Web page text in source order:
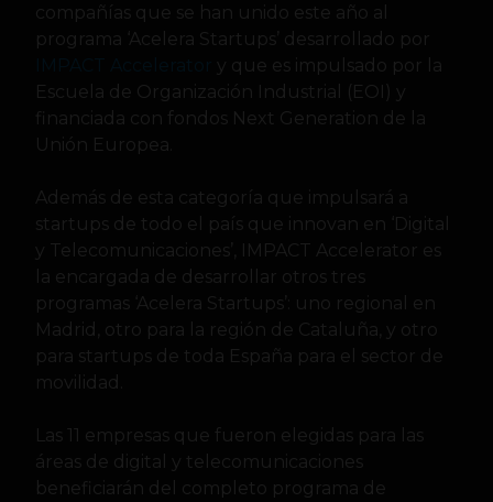
compañías que se han unido este año al
programa ‘Acelera Startups’ desarrollado por
y que es impulsado por la
Escuela de Organización Industrial (EOI) y
financiada con fondos Next Generation de la
Unión Europea.
Además de esta categoría que impulsará a
startups de todo el país que innovan en ‘Digital
y Telecomunicaciones’, IMPACT Accelerator es
la encargada de desarrollar otros tres
programas ‘Acelera Startups’: uno regional en
Madrid, otro para la región de Cataluña, y otro
para startups de toda España para el sector de
movilidad.
Las 11 empresas que fueron elegidas para las
áreas de digital y telecomunicaciones
beneficiarán del completo programa de